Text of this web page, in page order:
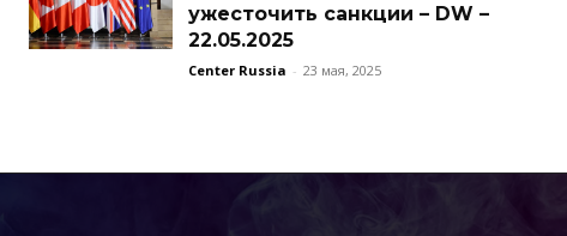
ужесточить санкции – DW –
22.05.2025
Center Russia - 23 мая, 2025